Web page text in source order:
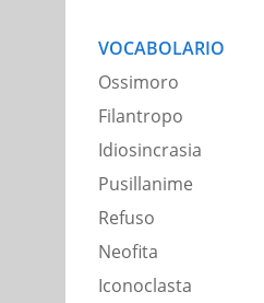
VOCABOLARIO
Ossimoro
Filantropo
Idiosincrasia
Pusillanime
Refuso
Neofita
Iconoclasta